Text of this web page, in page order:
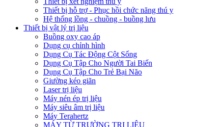
Thiết bị hỗ trợ - Phục hồi chức năng thú y
Hệ thống lồng - chuồng - buồng lưu
Thiết bị vật lý trị liệu
Buồng oxy cao áp
Dụng cụ chỉnh hình
Dụng Cụ Tác Động Cột Sống
Dụng Cụ Tập Cho Người Tai Biến
Dụng Cụ Tập Cho Trẻ Bại Não
Giường kéo giãn
Laser trị liệu
Máy nén ép trị liệu
Máy siêu âm trị liệu
Máy Terahertz
MÁY TỪ TRƯỜNG TRỊ LIỆU